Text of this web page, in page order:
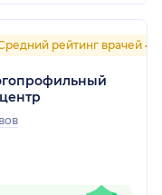
рейтинг врачей 4.2